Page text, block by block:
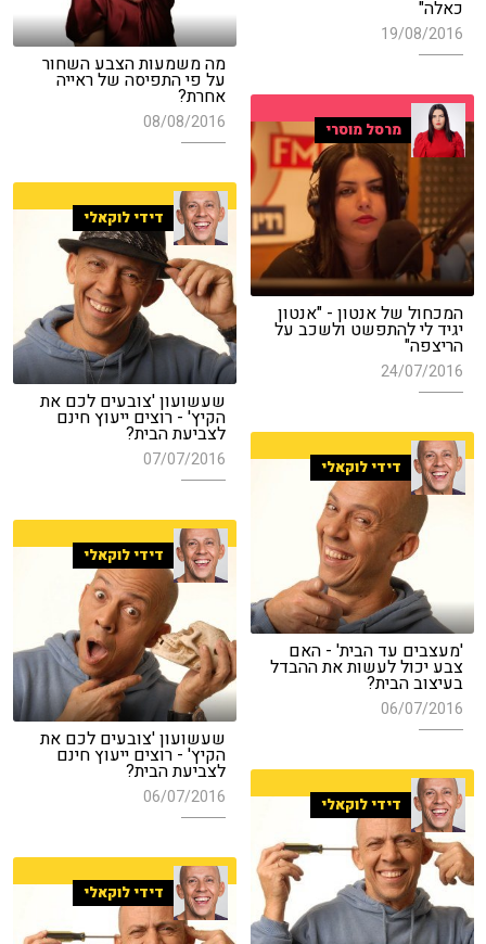
כאלה"
19/08/2016
מה משמעות הצבע השחור
על פי התפיסה של ראייה
אחרת?
08/08/2016 מרסל מוסרי
המכחול של אנטון - "אנטון
יגיד לי להתפשט ולשכב על
הריצפה"
24/07/2016
דידי לוקאלי
שעשועון 'צובעים לכם את
הקיץ' - רוצים ייעוץ חינם
לצביעת הבית?
07/07/2016 דידי לוקאלי
'מעצבים עד הבית' - האם
צבע יכול לעשות את ההבדל
בעיצוב הבית?
06/07/2016
דידי לוקאלי
שעשועון 'צובעים לכם את
הקיץ' - רוצים ייעוץ חינם
לצביעת הבית?
06/07/2016 דידי לוקאלי
דידי לוקאלי